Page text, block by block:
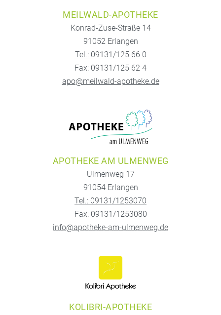
MEILWALD-APOTHEKE
Konrad-Zuse-Straße 14
91052 Erlangen
Tel.: 09131/125 66 0
Fax: 09131/125 62 4
apo@meilwald-apotheke.de
APOTHEKE AM ULMENWEG
Ulmenweg 17
91054 Erlangen
Tel.: 09131/1253070
Fax: 09131/1253080
info@apotheke-am-ulmenweg.de
KOLIBRI-APOTHEKE